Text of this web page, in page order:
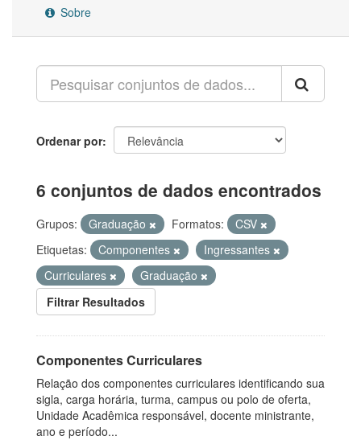
Sobre
Ordenar por
6 conjuntos de dados encontrados
Grupos: Graduação Formatos:
CSV
Etiquetas:
Componentes
Ingressantes
Curriculares
Graduação
Filtrar Resultados
Componentes Curriculares
Relação dos componentes curriculares identificando sua
sigla, carga horária, turma, campus ou polo de oferta,
Unidade Acadêmica responsável, docente ministrante,
ano e período...